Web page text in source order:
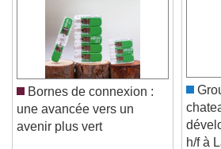
Color
Caption Area
Color
Font Size
Bornes de connexion :
une avancée vers un